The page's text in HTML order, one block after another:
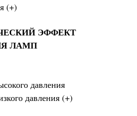
(+)
ЭФФЕКТ
ЛАМП
давления
давления (+)